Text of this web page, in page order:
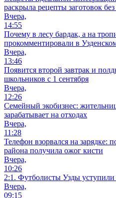
раскрыла рецепты заготовок
Вчера,
14:55
Почему в лесу бардак, а на
прокомментировали в
Вчера,
13:46
Появится второй завтрак и
школьников с 1 сентября
Вчера,
12:26
Семейный экобизнес:
зарабатывает на отходах
Вчера,
11:28
Телефон взорвался на зарядке:
района получила ожог кисти
Вчера,
10:26
2:1. Футболисты Узды уступили
Вчера,
09:15